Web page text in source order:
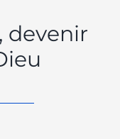
devenir